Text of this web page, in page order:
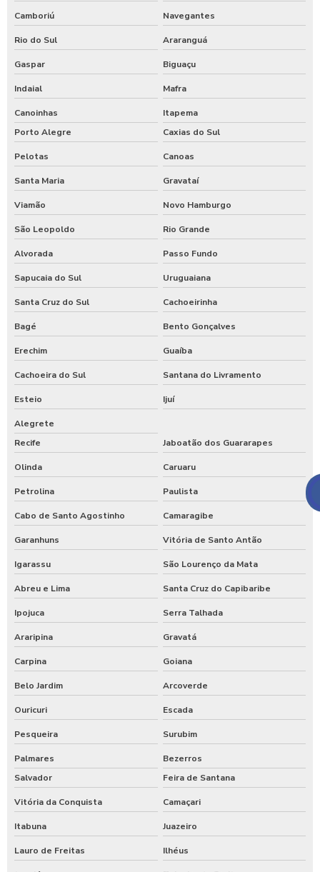
Camboriú Navegantes
Rio do Sul Araranguá
Gaspar Biguaçu
Indaial Mafra
Canoinhas
Itapema
Porto Alegre
Caxias do Sul
Pelotas Canoas
Santa Maria Gravataí
Viamão Novo Hamburgo
São Leopoldo Rio Grande
Alvorada Passo Fundo
Sapucaia do Sul Uruguaiana
Santa Cruz do Sul Cachoeirinha
Bagé Bento Gonçalves
Erechim Guaíba
Cachoeira do Sul Santana do Livramento
Esteio Ijuí
Alegrete
Recife
Jaboatão dos Guararapes
Olinda Caruaru
Petrolina Paulista
Cabo de Santo Agostinho Camaragibe
Garanhuns Vitória de Santo Antão
Igarassu São Lourenço da Mata
Abreu e Lima Santa Cruz do Capibaribe
Ipojuca Serra Talhada
Araripina Gravatá
Carpina Goiana
Belo Jardim Arcoverde
Ouricuri Escada
Pesqueira Surubim
Palmares
Bezerros
Salvador
Feira de Santana
Vitória da Conquista Camaçari
Itabuna Juazeiro
Lauro de Freitas Ilhéus